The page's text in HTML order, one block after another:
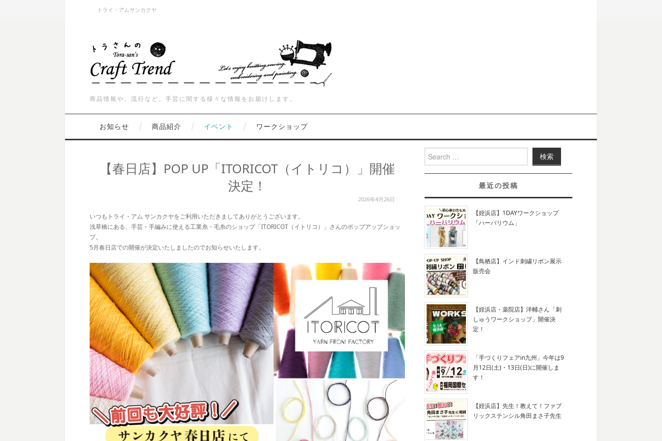
トライ・アムサンカクヤ
商品情報や、流行など。手芸に関する様々な情報をお届けします。
お知らせ 商品紹介 イベント ワークショップ
【春日店】POP UP「ITORICOT（イトリコ）」開催
決定！
2026年4月26日
いつもトライ・アム サンカクヤをご利用いただきましてありがとうございます。
浅草橋にある、手芸・手編みに使える工業糸・毛糸のショップ「ITORICOT（イトリコ）」さんのポップアップショッ
プ。
5月春日店での開催が決定いたしましたのでお知らせいたします。
Search for:
最近の投稿
【姪浜店】1DAYワークショップ
「ハーバリウム」
【鳥栖店】インド刺繍リボン展示
販売会
【姪浜店・薬院店】洋輔さん「刺
しゅうワークショップ」開催決
定！
「手づくりフェアin九州」今年は9
月12日(土)・13日(日)に開催しま
す！
【姪浜店】先生！教えて！ファブ
リックステンシル角田まさ子先生